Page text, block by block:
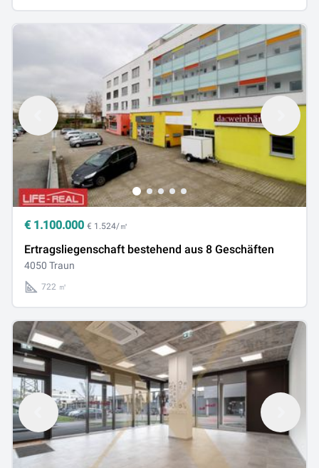
€ 1.100.000 € 1.524/㎡
Ertragsliegenschaft bestehend aus 8 Geschäften
4050 Traun
722 ㎡